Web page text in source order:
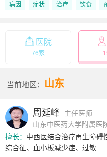
病因 症状 治疗 饮食
医院
76家
当前地区： 山东
周延峰
主任医师
山东中医药大学附属医
擅长： 中西医结合治疗再生障碍
综合征、血小板减少症、过敏...